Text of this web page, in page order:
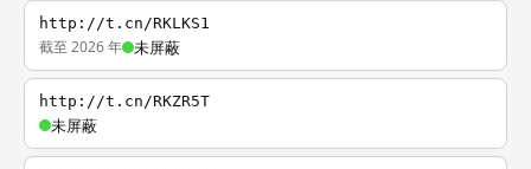
http://t.cn/RKLKS1
截至 2026 年 未屏蔽
http://t.cn/RKZR5T
未屏蔽